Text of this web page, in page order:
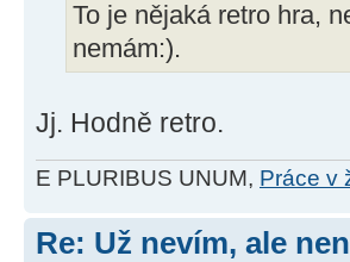
To je nějaká retro hra,
nemám:).
Jj. Hodně retro.
E PLURIBUS UNUM, Práce v
Re: Už nevím, ale